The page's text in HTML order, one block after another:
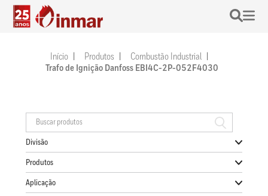
Início Produtos
Combustão Industrial
Trafo de Ignição Danfoss EBI4C-2P-052F4030
Divisão
Produtos
Aplicação